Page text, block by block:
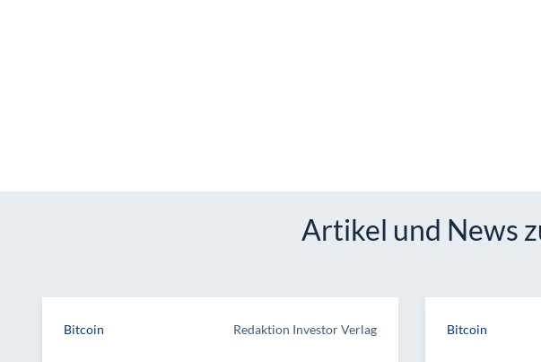
Artikel und News
Bitcoin Redaktion Investor Verlag Bitcoin